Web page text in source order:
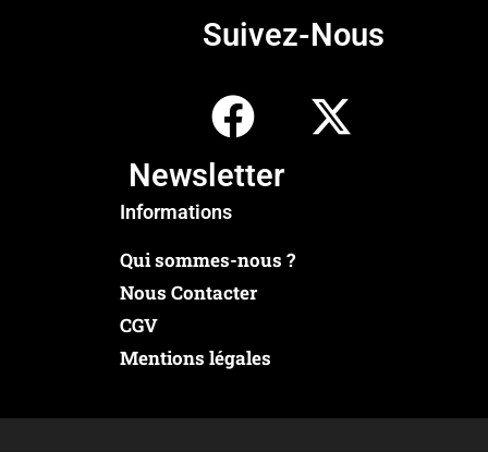
Suivez-Nous
Newsletter
Informations
Qui sommes-nous ?
Nous Contacter
CGV
Mentions légales